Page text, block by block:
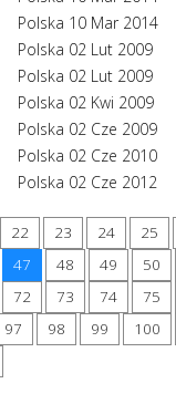
Polska 10 Mar 2014
Polska 02 Lut 2009
Polska 02 Lut 2009
Polska 02 Kwi 2009
Polska 02 Cze 2009
Polska 02 Cze 2010
Polska 02 Cze 2012
22 23 24 25
47 48 49 50
72 73 74 75
97 98 99 100